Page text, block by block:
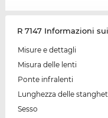
R 7147 Informazioni
Misure e dettagli
Misura delle lenti
Ponte infralenti
Lunghezza delle
Sesso